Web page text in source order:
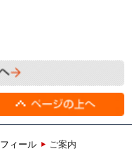
ィール ご案内